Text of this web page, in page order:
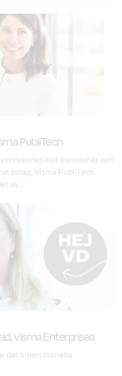
PubliTech
mot kommuner och
bolag, Visma PubliTech.
av...
Visma Enterprises
det Internationella